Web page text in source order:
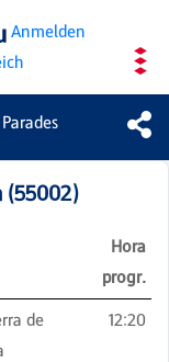
Anmelden
Parades
(55002)
Hora
progr.
de
12:20